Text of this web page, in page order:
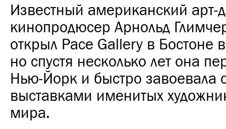
Известный американский арт-
кинопродюсер Арнольд
открыл Pace Gallery в Бостоне
но спустя несколько лет она
Нью-Йорк и быстро завоевала
выставками именитых
мира.